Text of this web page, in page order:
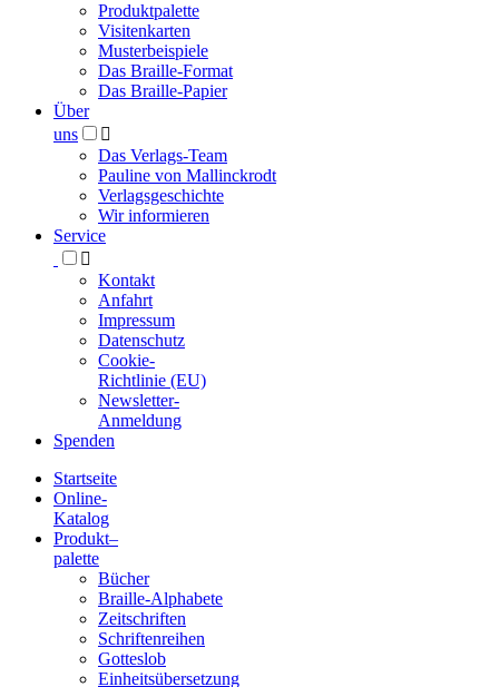
Produktpalette
Visitenkarten
Musterbeispiele
Das Braille-Format
Das Braille-Papier
Über
uns

Das Verlags-Team
Pauline von Mallinckrodt
Verlagsgeschichte
Wir informieren
Service

Kontakt
Anfahrt
Impressum
Datenschutz
Cookie-
Richtlinie (EU)
Newsletter-
Anmeldung
Spenden
Blindenschrift-
Verlag
Druckerei
Startseite
Online-
Katalog
Produkt–
palette
Bücher
Braille-Alphabete
Zeitschriften
Schriftenreihen
Gotteslob
Einheitsübersetzung